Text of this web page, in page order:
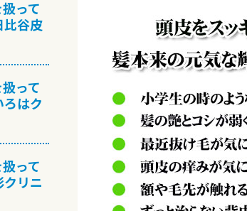
って
谷皮
って
はク
って
リニ